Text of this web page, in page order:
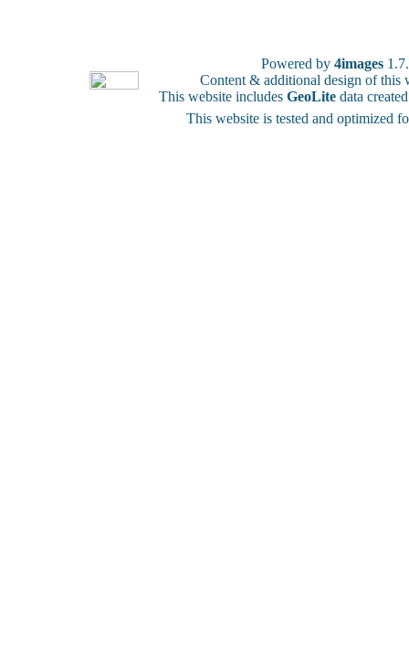
Powered by 4images
Content & additional design of
This website includes GeoLite data
This website is tested and optimized